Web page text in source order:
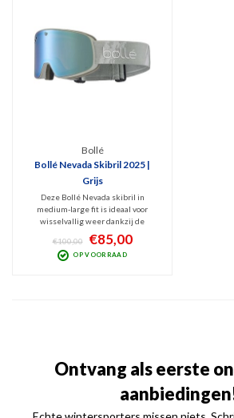
Bollé
Bollé Nevada Skibril 2025 |
Grijs
Deze Bollé Nevada skibril in
medium-large fit is ideaal voor
wisselvallig weer dankzij de
contrastrijke Azure lens (Categorie
2). Met een geventileerd frame en
100% UV- en infraroodfiltering is
€100,00 €85,00
OP VOORRAAD
Ontvang als eerste